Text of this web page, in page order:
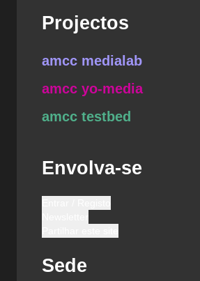
Projectos
amcc medialab
amcc yo-media
amcc testbed
Envolva-se
Sede